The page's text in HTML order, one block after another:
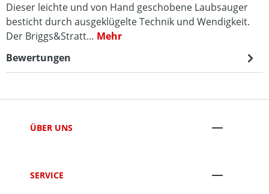
Dieser leichte und von Hand geschobene Laubsauger
besticht durch ausgeklügelte Technik und Wendigkeit.
Der Briggs&Stratt… Mehr
Bewertungen
ÜBER UNS
SERVICE